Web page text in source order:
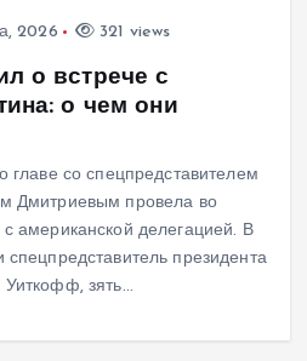
2026 321 views
о встрече с
о чем они
главе со спецпредставителем
Дмитриевым провела во
американской делегацией. В
президента
зять…